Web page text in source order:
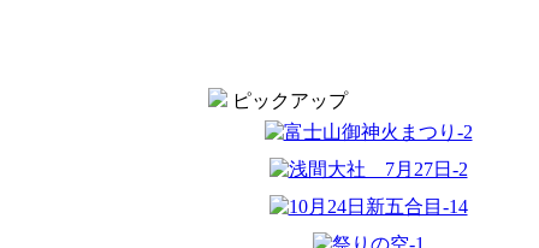
ピックアップ